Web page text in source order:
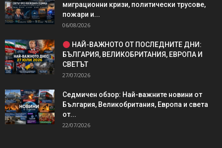
миграционни кризи, политически трусове,
пожари и...
06/08/2026
НАЙ-ВАЖНОТО ОТ ПОСЛЕДНИТЕ ДНИ:
БЪЛГАРИЯ, ВЕЛИКОБРИТАНИЯ, ЕВРОПА И
СВЕТЪТ
27/07/2026
Седмичен обзор: Най-важните новини от
България, Великобритания, Европа и света
от...
22/07/2026